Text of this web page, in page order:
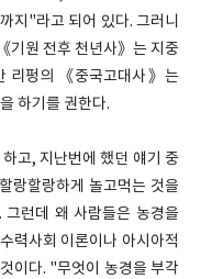
지"라고 되어 있다. 그러니
기원 전후 천년사》는 지중
리펑의 《중국고대사》는
하기를 권한다.
고, 지난번에 했던 얘기 중
랑할랑하게 놀고먹는 것을
런데 왜 사람들은 농경을
력사회 이론이나 아시아적
이다. "무엇이 농경을 부각